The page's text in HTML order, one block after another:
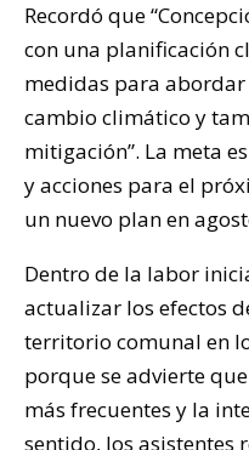
Recordó que
con una planificación
medidas para
cambio climático y
mitigación”. La meta
y acciones para el
un nuevo plan en
Dentro de la labor
actualizar los efectos
territorio comunal en
porque se advierte
más frecuentes y la
sentido, los asistentes